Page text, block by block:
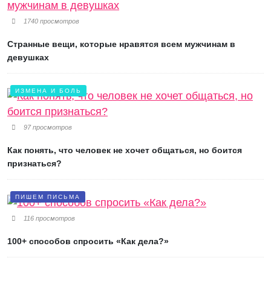
1740 просмотров
Странные вещи, которые нравятся всем мужчинам в
девушках
ИЗМЕНА И БОЛЬ
97 просмотров
Как понять, что человек не хочет общаться, но боится
признаться?
ПИШЕМ ПИСЬМА
116 просмотров
100+ способов спросить «Как дела?»